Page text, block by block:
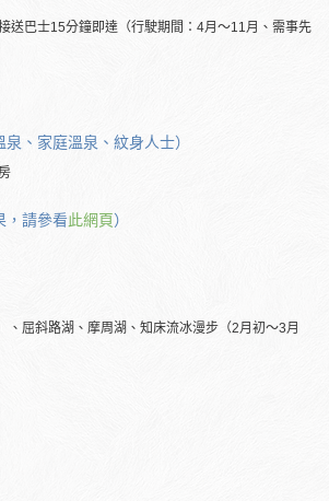
送巴士15分鐘即達（行駛期間：4月～11月、需事先
、家庭溫泉、紋身人士）
，請參看此網頁）
、屈斜路湖、摩周湖、知床流冰漫步（2月初～3月